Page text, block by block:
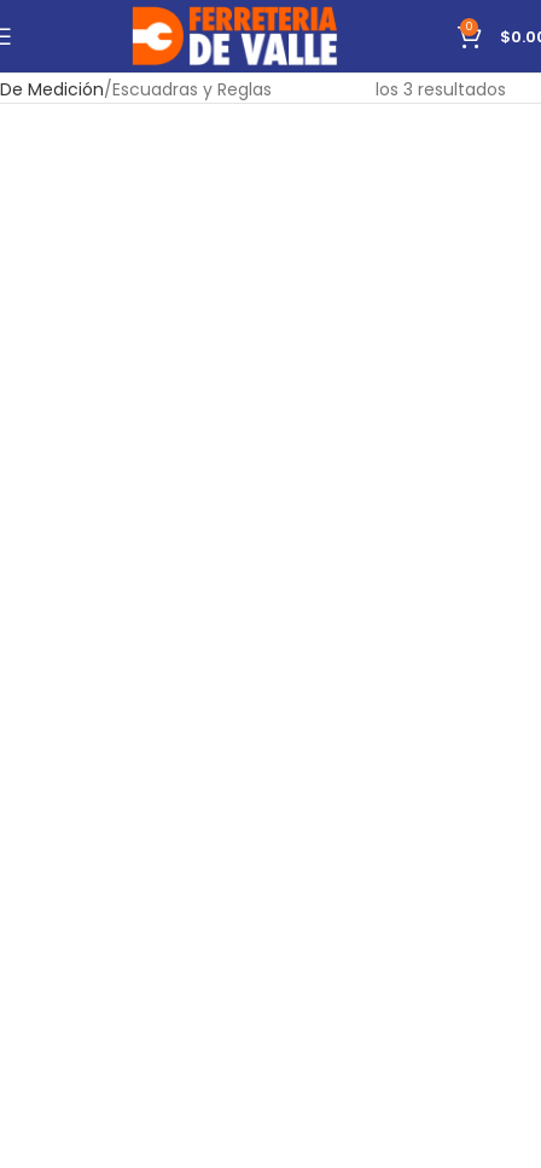
0 $
Carpintería Herramientas Manuales
De Medición Escuadras y Reglas
los 3 resultados